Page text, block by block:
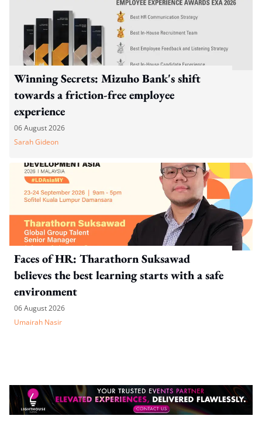
Winning Secrets: Mizuho Bank's shift
towards a friction-free employee
experience
06 August 2026
Sarah Gideon
Faces of HR: Tharathorn Suksawad
believes the best learning starts with a safe
environment
06 August 2026
Umairah Nasir